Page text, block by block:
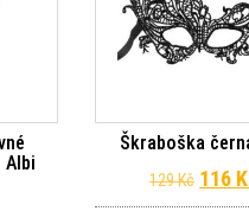
cena byla: 29 Kč.
cena je: 26 Kč.
Škraboška
129Kč 116